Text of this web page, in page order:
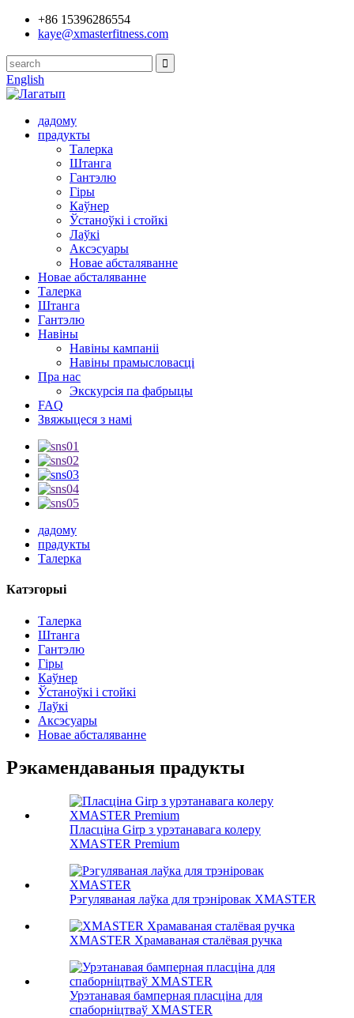
+86 15396286554
kaye@xmasterfitness.com
English
дадому
прадукты
Талерка
Штанга
Гантэлю
Гіры
Каўнер
Ўстаноўкі і стойкі
Лаўкі
Аксэсуары
Новае абсталяванне
Новае абсталяванне
Талерка
Штанга
Гантэлю
Навіны
Навіны кампаніі
Навіны прамысловасці
Пра нас
Экскурсія па фабрыцы
FAQ
Звяжыцеся з намі
дадому
прадукты
Талерка
Катэгорыі
Талерка
Штанга
Гантэлю
Гіры
Каўнер
Ўстаноўкі і стойкі
Лаўкі
Аксэсуары
Новае абсталяванне
Рэкамендаваныя прадукты
Пласціна Girp з урэтанавага колеру
XMASTER Premium
Рэгуляваная лаўка для трэніровак XMASTER
XMASTER Храмаваная сталёвая ручка
Урэтанавая бамперная пласціна для
спаборніцтваў XMASTER